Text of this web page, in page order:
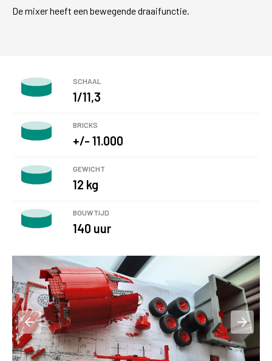
De mixer heeft een bewegende draaifunctie.
SCHAAL
1/11,3
BRICKS
+/- 11.000
GEWICHT
12 kg
BOUWTIJD
140 uur